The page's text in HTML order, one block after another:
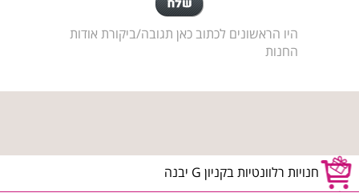
היו הראשונים לכתוב כאן תגובה/ביקורת אודות
החנות
חנויות רלוונטיות בקניון G יבנה